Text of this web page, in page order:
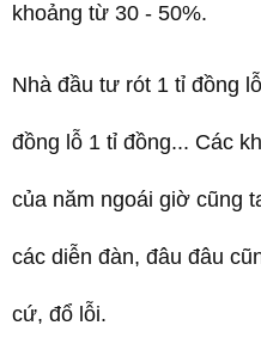
khoảng từ 30 - 50%.
Nhà đầu tư rót 1 tỉ đồng
đồng lỗ 1 tỉ đồng... Các
của năm ngoái giờ cũng
các diễn đàn, đâu đâu
cứ, đổ lỗi.